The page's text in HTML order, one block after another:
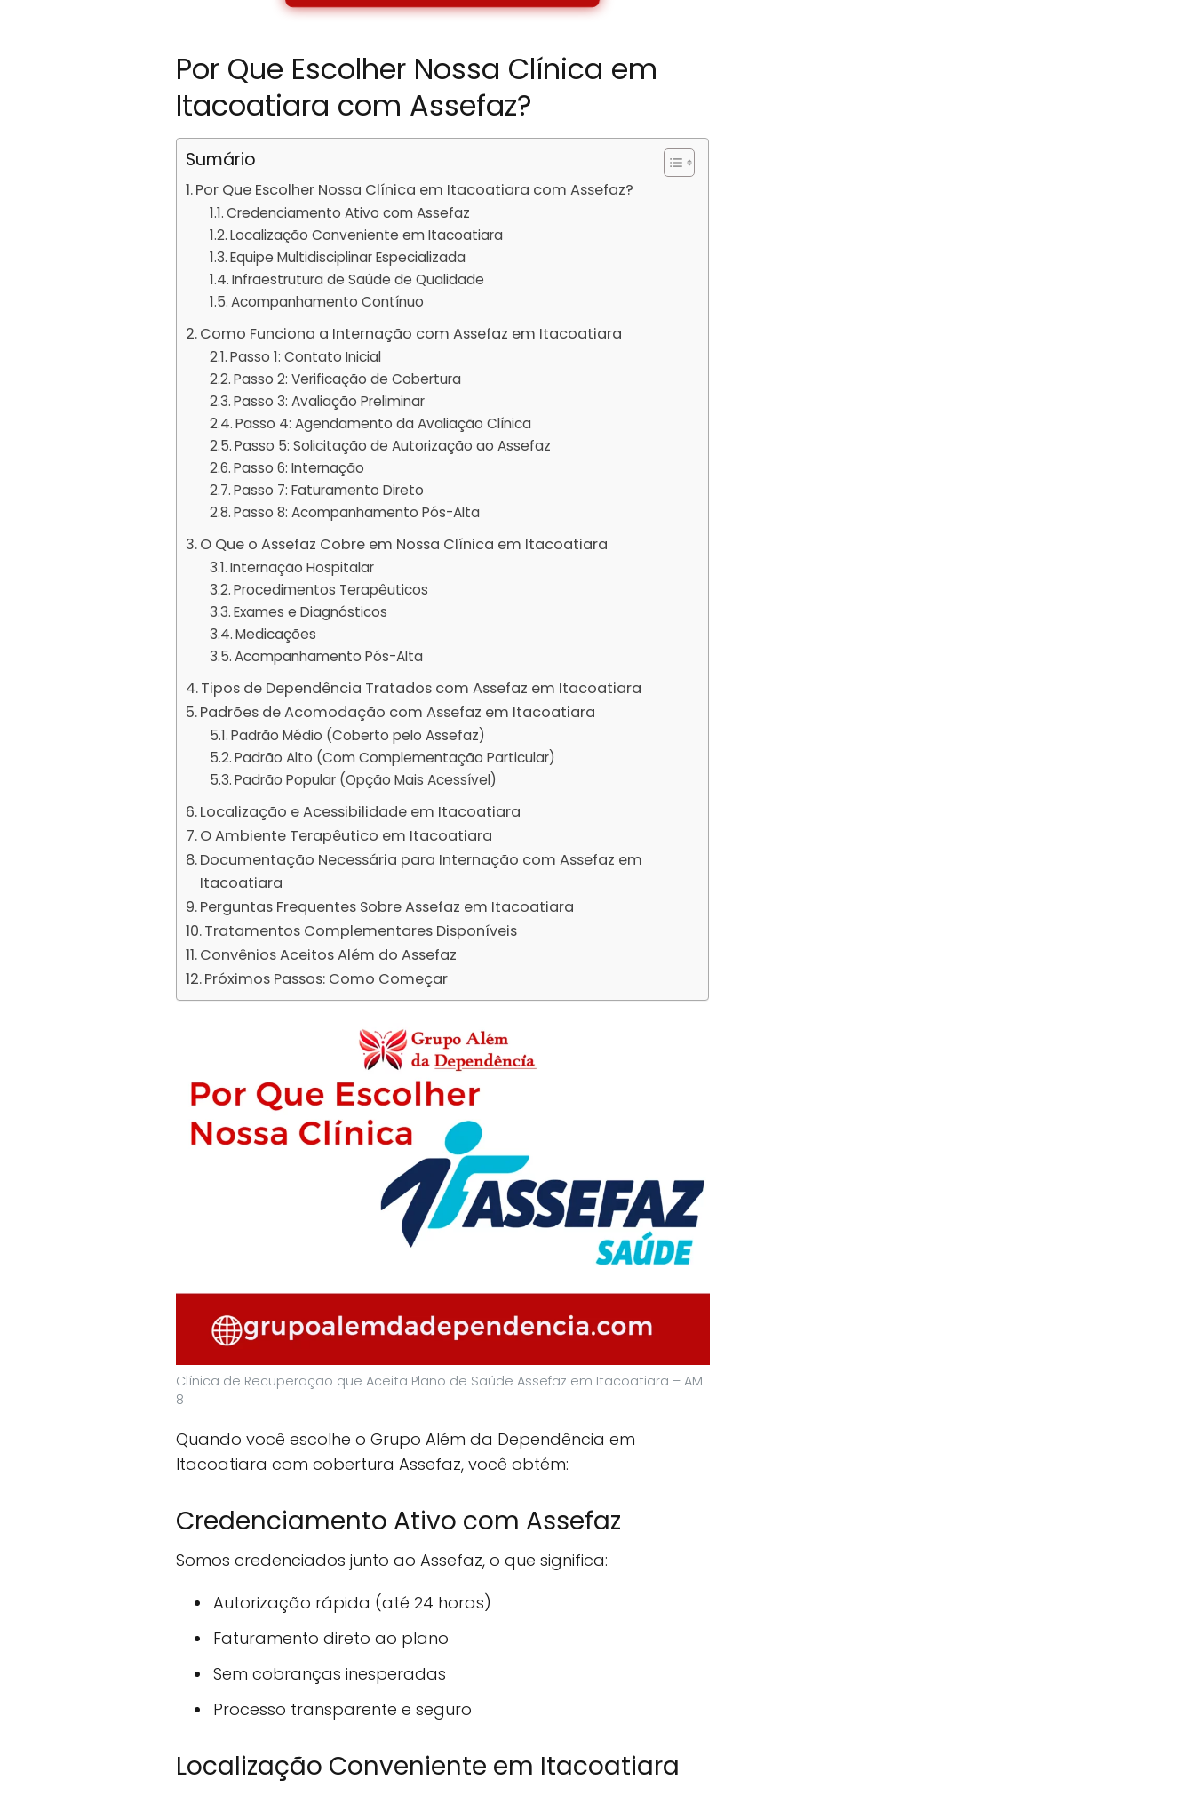
Por Que Escolher Nossa Clínica em
Itacoatiara com Assefaz?
Sumário
Por Que Escolher Nossa Clínica em Itacoatiara com Assefaz?
Credenciamento Ativo com Assefaz
Localização Conveniente em Itacoatiara
Equipe Multidisciplinar Especializada
Infraestrutura de Saúde de Qualidade
Acompanhamento Contínuo
Como Funciona a Internação com Assefaz em Itacoatiara
Passo 1: Contato Inicial
Passo 2: Verificação de Cobertura
Passo 3: Avaliação Preliminar
Passo 4: Agendamento da Avaliação Clínica
Passo 5: Solicitação de Autorização ao Assefaz
Passo 6: Internação
Passo 7: Faturamento Direto
Passo 8: Acompanhamento Pós-Alta
O Que o Assefaz Cobre em Nossa Clínica em Itacoatiara
Internação Hospitalar
Procedimentos Terapêuticos
Exames e Diagnósticos
Medicações
Acompanhamento Pós-Alta
Tipos de Dependência Tratados com Assefaz em Itacoatiara
Padrões de Acomodação com Assefaz em Itacoatiara
Padrão Médio (Coberto pelo Assefaz)
Padrão Alto (Com Complementação Particular)
Padrão Popular (Opção Mais Acessível)
Localização e Acessibilidade em Itacoatiara
O Ambiente Terapêutico em Itacoatiara
Documentação Necessária para Internação com Assefaz em
Itacoatiara
Perguntas Frequentes Sobre Assefaz em Itacoatiara
Tratamentos Complementares Disponíveis
Convênios Aceitos Além do Assefaz
Próximos Passos: Como Começar
Clínica de Recuperação que Aceita Plano de Saúde Assefaz em Itacoatiara – AM
8
Quando você escolhe o Grupo Além da Dependência em
Itacoatiara com cobertura Assefaz, você obtém:
Credenciamento Ativo com Assefaz
Somos credenciados junto ao Assefaz, o que significa:
Autorização rápida (até 24 horas)
Faturamento direto ao plano
Sem cobranças inesperadas
Processo transparente e seguro
Localização Conveniente em Itacoatiara